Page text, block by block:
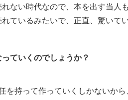
ない時代なので、本を出す当人
ているみたいで、正直、驚いてい
ていくのでしょうか？
を持って作っていくしかないか